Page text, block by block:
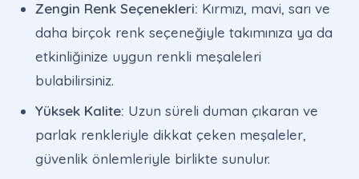
Zengin Renk Seçenekleri: Kırmızı, mavi, sarı ve
daha birçok renk seçeneğiyle takımınıza ya da
etkinliğinize uygun renkli meşaleleri
bulabilirsiniz.
Yüksek Kalite: Uzun süreli duman çıkaran ve
parlak renkleriyle dikkat çeken meşaleler,
güvenlik önlemleriyle birlikte sunulur.